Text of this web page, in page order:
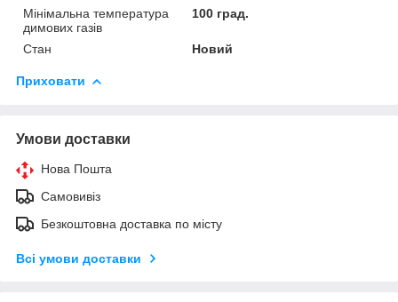
Мінімальна температура
димових газів
100 град.
Стан Новий
Приховати
Умови доставки
Нова Пошта
Самовивіз
Безкоштовна доставка по місту
Всі умови доставки